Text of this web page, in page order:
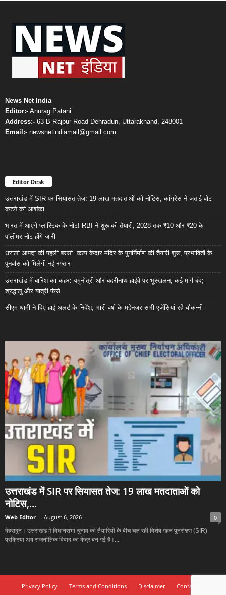
News Net India
Editor:- Anurag Patani
Address:- 63 B Rajpur Road Dehradun, Uttarakhand, 248001
Email:- newsnetindiamail@gmail.com
Editor Desk
उत्तराखंड में SIR पर सियासत तेज: 19 लाख मतदाताओं को नोटिस, कांग्रेस ने जताई वोट
कटने की आशंका
भारत में आएंगे प्लास्टिक के नोट! RBI ने शुरू की तैयारी, 2028 तक ₹10 और ₹20 के
पॉलीमर नोट होंगे जारी
धराली आपदा की पहली बरसी: कल्प केदार मंदिर के पुनर्निर्माण की तैयारी शुरू, प्रभावितों के
पुनर्वास को मिलेगी नई रफ्तार
उत्तराखंड में बारिश का कहर: यमुनोत्री और बदरीनाथ हाईवे पर भूस्खलन, कई मार्ग बंद;
श्रद्धालु और यात्री फंसे
सीएम धामी ने दिए हाई अलर्ट के निर्देश, भारी वर्षा के मद्देनज़र सभी एजेंसियां रहें चौकन्नी
उत्तराखंड में SIR पर सियासत तेज: 19 लाख मतदाताओं को
नोटिस,...
Web Editor - August 6, 2026 0
देहरादून। उत्तराखंड में विधानसभा चुनाव की तैयारियों के बीच चल रही विशेष गहन पुनरीक्षण (SIR)
प्रक्रिया अब राजनीतिक विवाद का केंद्र बन गई है।...
Privacy Policy Terms and Conditions Disclaimer Contact Us